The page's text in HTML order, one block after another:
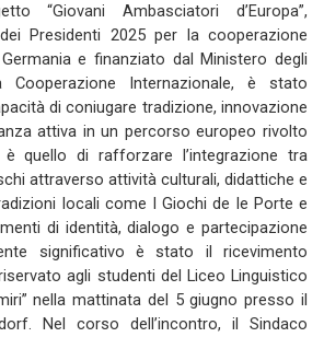
“Giovani Ambasciatori d’Europa”,
Presidenti 2025 per la cooperazione
e finanziato dal Ministero degli
Internazionale, è stato
di coniugare tradizione, innovazione
attiva in un percorso europeo rivolto
è quello di rafforzare l’integrazione tra
attraverso attività culturali, didattiche e
locali come I Giochi de le Porte e
di identità, dialogo e partecipazione
significativo è stato il ricevimento
agli studenti del Liceo Linguistico
nella mattinata del 5 giugno presso il
Nel corso dell’incontro, il Sindaco